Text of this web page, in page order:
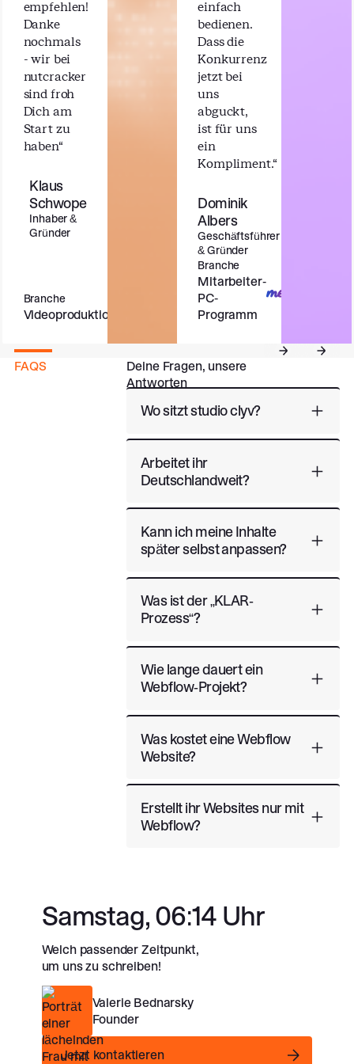
empfehlen!
Danke
nochmals
- wir bei
nutcracker
sind froh
Dich am
Start zu
haben“
Klaus
Schwope
‍Inhaber &
Gründer
Branche
Videoproduktion
einfach
bedienen.
Dass die
Konkurrenz
jetzt bei
uns
abguckt,
ist für uns
ein
Kompliment.“
Dominik
Albers
Geschäftsführer
& Gründer
Branche
Mitarbeiter-
PC-
Programm
FAQS
Deine Fragen, unsere
Antworten
Wo sitzt studio clyv?
Arbeitet ihr
Deutschlandweit?
Kann ich meine Inhalte
später selbst anpassen?
Was ist der „KLAR-
Prozess“?
Wie lange dauert ein
Webflow-Projekt?
Was kostet eine Webflow
Website?
Erstellt ihr Websites nur mit
Webflow?
Samstag, 06:14 Uhr
Welch passender Zeitpunkt,
um uns zu schreiben!
Valerie Bednarsky
Founder
Jetzt kontaktieren
Jetzt kontaktieren